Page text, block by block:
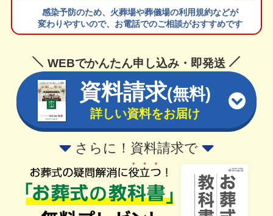
感染予防のため、火葬場や葬儀場の利用規約などが
変わりやすいので、お電話でのご相談がおすすめです
WEBでかんたん申し込み・即発送
資料請求(無料)
詳しい資料をお届け
さらに！資料請求で